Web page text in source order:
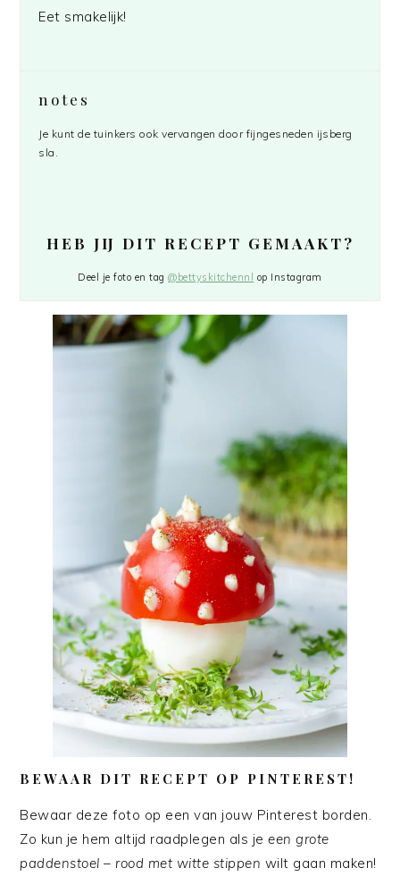
Eet smakelijk!
notes
Je kunt de tuinkers ook vervangen door fijngesneden ijsberg
sla.
HEB JIJ DIT RECEPT GEMAAKT?
Deel je foto en tag@bettyskitchennl op Instagram
BEWAAR DIT RECEPT OP PINTEREST!
Bewaar deze foto op een van jouw Pinterest borden.
Zo kun je hem altijd raadplegen als jeeen grote
paddenstoel – rood met witte stippen wilt gaan maken!